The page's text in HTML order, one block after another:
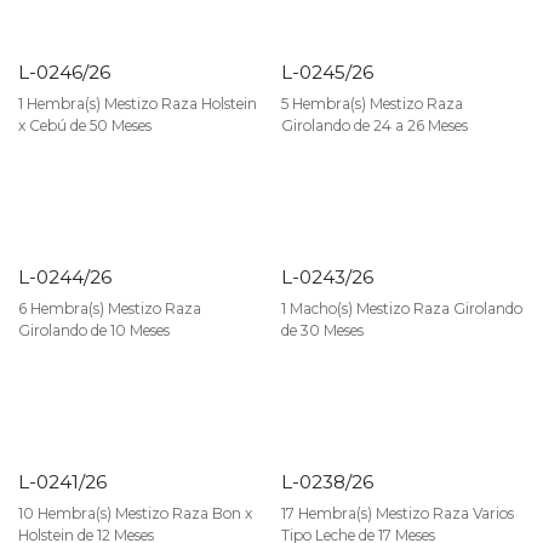
L-0246/26
1 Hembra(s) Mestizo Raza Holstein
x Cebú de 50 Meses
L-0245/26
5 Hembra(s) Mestizo Raza
Girolando de 24 a 26 Meses
L-0244/26
6 Hembra(s) Mestizo Raza
Girolando de 10 Meses
L-0243/26
1 Macho(s) Mestizo Raza Girolando
de 30 Meses
L-0241/26
10 Hembra(s) Mestizo Raza Bon x
Holstein de 12 Meses
L-0238/26
17 Hembra(s) Mestizo Raza Varios
Tipo Leche de 17 Meses